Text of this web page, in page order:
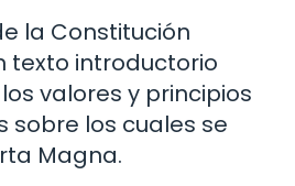
la Constitución
texto introductorio
valores y principios
sobre los cuales se
Magna.